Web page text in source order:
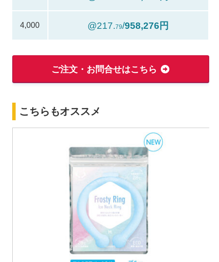
4,000 @217.79/958,276円
ご注文・お問合せはこちら
こちらもオススメ